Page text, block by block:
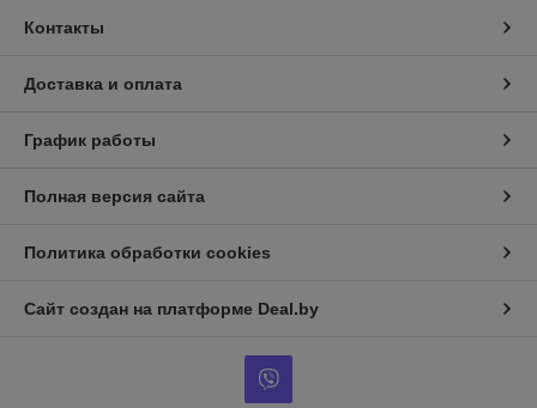
Контакты
Доставка и оплата
График работы
Полная версия сайта
Политика обработки cookies
Сайт создан на платформе Deal.by